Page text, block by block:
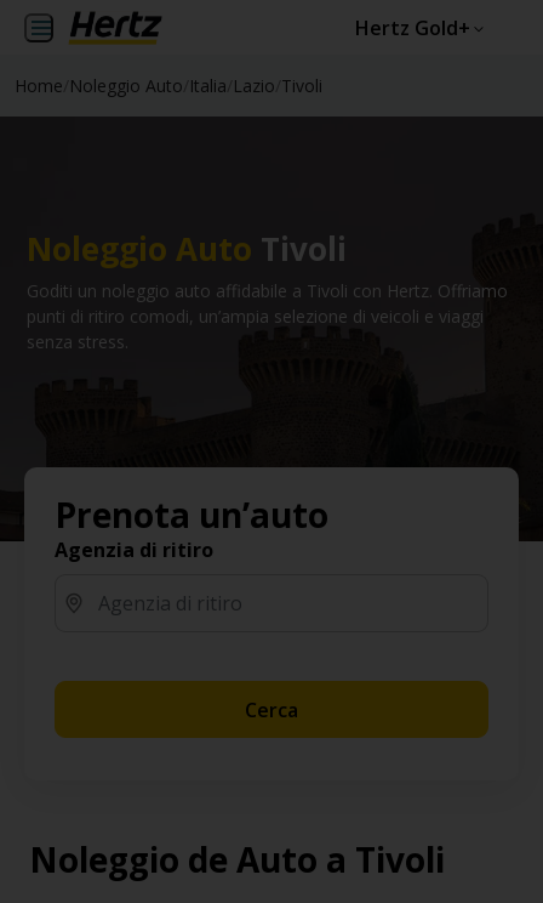
Hertz Gold+
Home Noleggio Auto Italia Lazio Tivoli
Noleggio Auto Tivoli
Goditi un noleggio auto affidabile a Tivoli con Hertz. Offriamo
punti di ritiro comodi, un’ampia selezione di veicoli e viaggi
senza stress.
Prenota un’auto
Agenzia di ritiro
Cerca
Noleggio de Auto a Tivoli